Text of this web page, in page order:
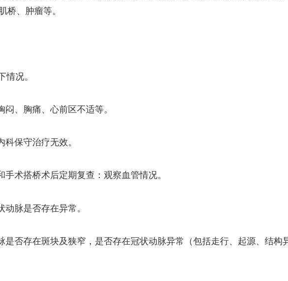
桥、肿瘤等。
情况。
、胸痛、心前区不适等。
保守治疗无效。
手术搭桥术后定期复查：观察血管情况。
脉是否存在异常。
是否存在斑块及狭窄，是否存在冠状动脉异常（包括走行、起源、结构